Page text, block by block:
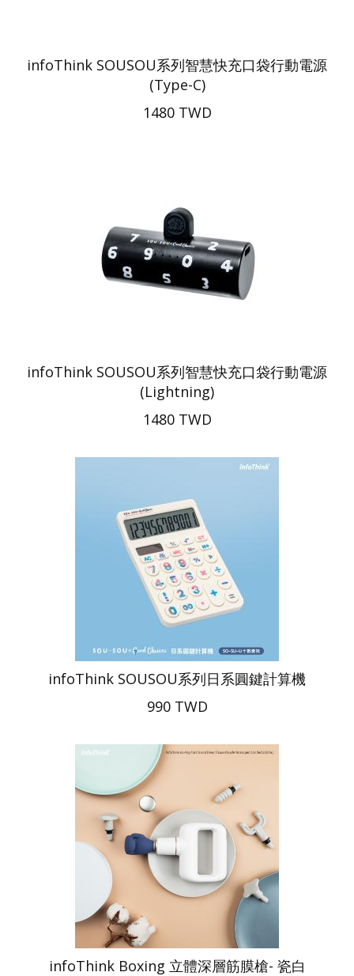
infoThink SOUSOU系列智慧快充口袋行動電源
(Type-C)
1480 TWD
infoThink SOUSOU系列智慧快充口袋行動電源
(Lightning)
1480 TWD
infoThink SOUSOU系列日系圓鍵計算機
990 TWD
infoThink Boxing 立體深層筋膜槍- 瓷白